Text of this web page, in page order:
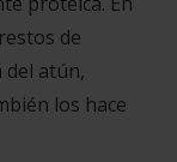
de
del atún,
los hace